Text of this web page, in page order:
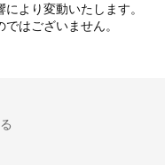
より変動いたします。
はございません。